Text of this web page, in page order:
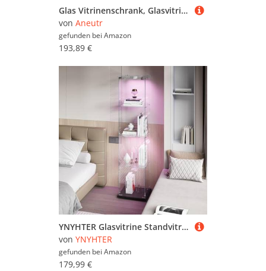
Glas Vitrinenschrank, Glasvitrine Standvitrine mit LED-Lichtleiste, 4 Lagen Display Cabinet, 2 TüR und Schloss Vitrine Glasschrank Display Case für Wohnzimmer, Schlafzimmer, Büro
von Aneutr
gefunden bei Amazon
193,89 €
YNYHTER Glasvitrine Standvitrine Vitrine mit Led Beleuchtung und GlastüRen Glas Vitrinenschrank Sammlervitrine Glas Display Cabinet Für Wohnzimmer Schlafzimmer Büro (Schwarz, 1 Türen, 4 Ebenen - LED)
von YNYHTER
gefunden bei Amazon
179,99 €